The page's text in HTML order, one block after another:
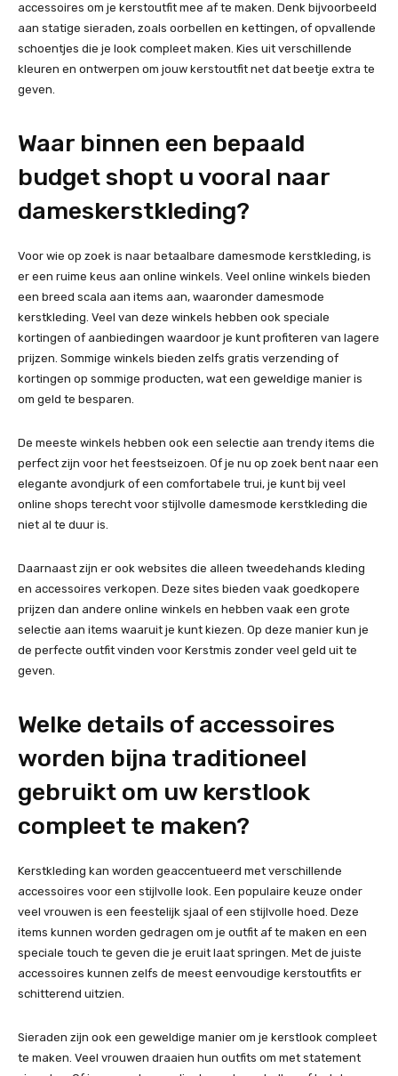
accessoires om je kerstoutfit mee af te maken. Denk bijvoorbeeld
aan statige sieraden, zoals oorbellen en kettingen, of opvallende
schoentjes die je look compleet maken. Kies uit verschillende
kleuren en ontwerpen om jouw kerstoutfit net dat beetje extra te
geven.
Waar binnen een bepaald
budget shopt u vooral naar
dameskerstkleding?
Voor wie op zoek is naar betaalbare damesmode kerstkleding, is
er een ruime keus aan online winkels. Veel online winkels bieden
een breed scala aan items aan, waaronder damesmode
kerstkleding. Veel van deze winkels hebben ook speciale
kortingen of aanbiedingen waardoor je kunt profiteren van lagere
prijzen. Sommige winkels bieden zelfs gratis verzending of
kortingen op sommige producten, wat een geweldige manier is
om geld te besparen.
De meeste winkels hebben ook een selectie aan trendy items die
perfect zijn voor het feestseizoen. Of je nu op zoek bent naar een
elegante avondjurk of een comfortabele trui, je kunt bij veel
online shops terecht voor stijlvolle damesmode kerstkleding die
niet al te duur is.
Daarnaast zijn er ook websites die alleen tweedehands kleding
en accessoires verkopen. Deze sites bieden vaak goedkopere
prijzen dan andere online winkels en hebben vaak een grote
selectie aan items waaruit je kunt kiezen. Op deze manier kun je
de perfecte outfit vinden voor Kerstmis zonder veel geld uit te
geven.
Welke details of accessoires
worden bijna traditioneel
gebruikt om uw kerstlook
compleet te maken?
Kerstkleding kan worden geaccentueerd met verschillende
accessoires voor een stijlvolle look. Een populaire keuze onder
veel vrouwen is een feestelijk sjaal of een stijlvolle hoed. Deze
items kunnen worden gedragen om je outfit af te maken en een
speciale touch te geven die je eruit laat springen. Met de juiste
accessoires kunnen zelfs de meest eenvoudige kerstoutfits er
schitterend uitzien.
Sieraden zijn ook een geweldige manier om je kerstlook compleet
te maken. Veel vrouwen draaien hun outfits om met statement